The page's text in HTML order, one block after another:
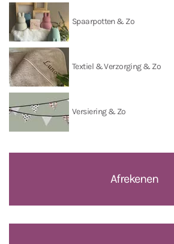
Spaarpotten & Zo
Textiel & Verzorging & Zo
Versiering & Zo
Afrekenen